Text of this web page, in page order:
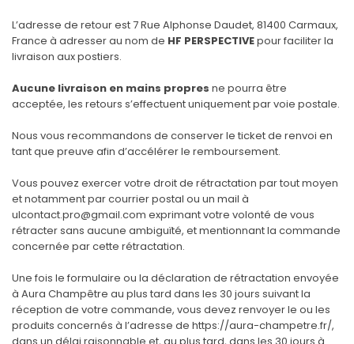
L’adresse de retour est 7 Rue Alphonse Daudet, 81400 Carmaux,
France à adresser au nom de HF PERSPECTIVEpour faciliter la
livraison aux postiers.
Aucune livraison en mains propres ne pourra être
acceptée, les retours s’effectuent uniquement par voie postale.
Nous vous recommandons de conserver le ticket de renvoi en
tant que preuve afin d’accélérer le remboursement.
Vous pouvez exercer votre droit de rétractation par tout moyen
et notamment par courrier postal ou un mail à
ulcontact.pro@gmail.com exprimant votre volonté de vous
rétracter sans aucune ambiguïté, et mentionnant la commande
concernée par cette rétractation.
Une fois le formulaire ou la déclaration de rétractation envoyée
à Aura Champêtre au plus tard dans les 30 jours suivant la
réception de votre commande, vous devez renvoyer le ou les
produits concernés à l’adresse de https://aura-champetre.fr/,